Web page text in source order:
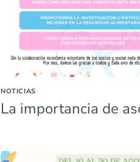
NOTICIAS
La importancia de